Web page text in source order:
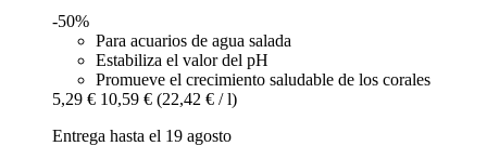
-50%
Para acuarios de agua salada
Estabiliza el valor del pH
Promueve el crecimiento saludable de los corales
5,29 € 10,59 € (22,42 € / l)
Entrega hasta el 19 agosto